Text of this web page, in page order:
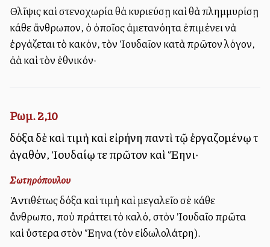
Θλῖψις καὶ στενοχωρία θὰ κυριεύσῃ καὶ θὰ πλημμυρίσῃ
κάθε ἄνθρωπον, ὁ ὁποῖος ἀμετανόητα ἐπιμένει νὰ
ἐργάζεται τὸ κακόν, τὸν Ἰουδαῖον κατὰ πρῶτον λόγον,
ἀλλὰ καὶ τὸν ἐθνικόν·
Ρωμ. 2,10
δόξα δὲ καὶ τιμὴ καὶ εἰρήνη παντὶ τῷ ἐργαζομένῳ τὸ
ἀγαθόν, Ἰουδαίῳ τε πρῶτον καὶ Ἕλληνι·
Σωτηρόπουλου
Ἀντιθέτως δόξα καὶ τιμὴ καὶ μεγαλεῖο σὲ κάθε
ἄνθρωπο, ποὺ πράττει τὸ καλό, στὸν Ἰουδαῖο πρῶτα
καὶ ὕστερα στὸν Ἕλληνα (τὸν εἰδωλολάτρη).